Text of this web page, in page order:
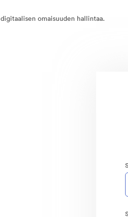
omaisuuden hallintaa.